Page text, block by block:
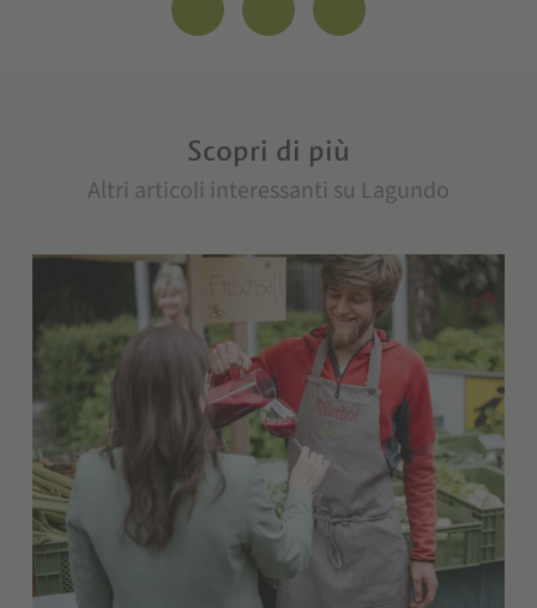
Scopri di più
Altri articoli interessanti su Lagundo